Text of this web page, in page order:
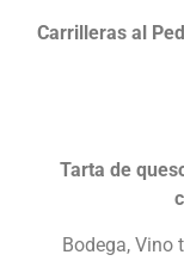
Carrilleras al
Tarta de
Bodega, Vino